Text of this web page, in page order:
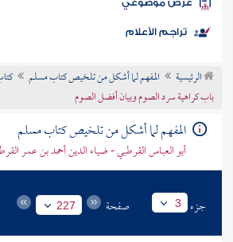
الكتب
موضوعي
تراجم الأعلام
الرئيسية المفهم لما أشكل من تلخيص كتاب مسلم
باب كراهية سرد الصوم وبيان أفضل الصوم
المفهم لما أشكل من تلخيص كتاب مسلم
أبو العباس القرطبي - ضياء الدين أحمد بن عمر
جزء 3 صفحة 227